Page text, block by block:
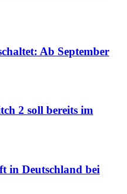
Ab September
2 soll bereits im
in Deutschland bei